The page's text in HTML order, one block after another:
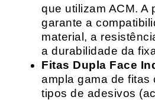
que utilizam ACM. A
garante a
material, a
a durabilidade da
Fitas Dupla Face
ampla gama de fitas
tipos de adesivos